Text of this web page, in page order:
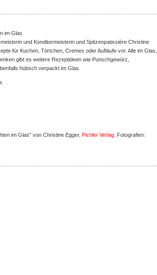
im Glas
und Konditormeisterin und Spitzenpatissière Christine
für Kuchen, Törtchen, Cremes oder Aufläufe vor. Alle im Glas,
gibt es weitere Rezeptideen wie Punschgewürz,
hübsch verpackt im Glas.
im Glas" von Christine Egger, Pichler Verlag. Fotografien: